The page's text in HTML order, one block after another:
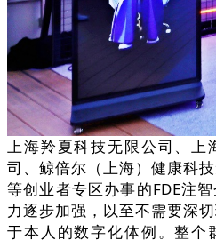
上海羚夏科技无限公司、上
司、鲸倍尔（上海）健康科
等创业者专区办事的FDE注
力逐步加强，以至不需要深
于本人的数字化体例。整个